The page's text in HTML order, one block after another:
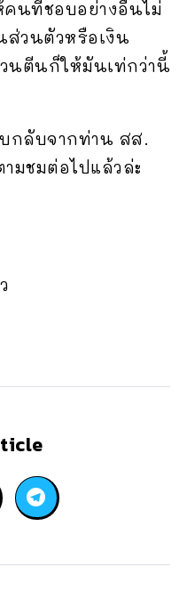
นที่ชอบอย่างอื่นไม่
ส่วนตัวหรือเงิน
นตีนก็ให้มันเท่กว่านี้
บกลับจากท่าน สส.
มชมต่อไปแล้วล่ะ